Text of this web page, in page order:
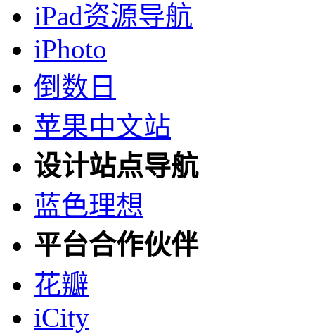
iPad资源导航
iPhoto
倒数日
苹果中文站
设计站点导航
蓝色理想
平台合作伙伴
花瓣
iCity